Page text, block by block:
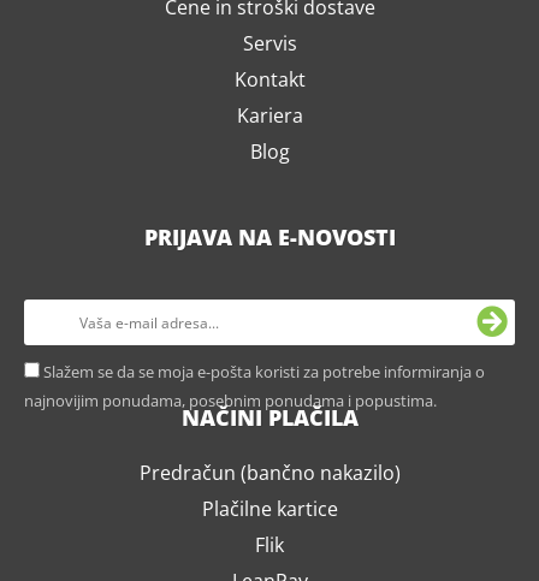
Cene in stroški dostave
Servis
Kontakt
Kariera
Blog
PRIJAVA NA E-NOVOSTI
Slažem se da se moja e-pošta koristi za potrebe informiranja o
najnovijim ponudama, posebnim ponudama i popustima.
NAČINI PLAČILA
Predračun (bančno nakazilo)
Plačilne kartice
Flik